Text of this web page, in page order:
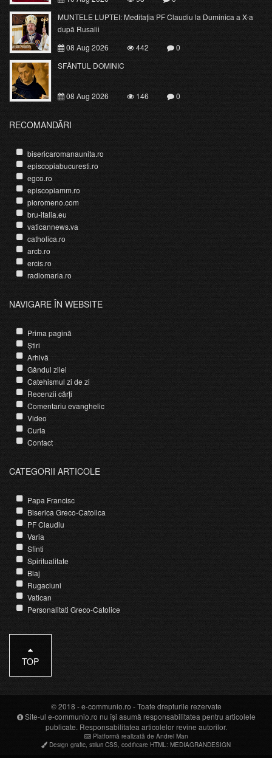
MUNTELE LUPTEI: Meditația PF Claudiu la Duminica a X-a
după Rusalii
08 Aug 2026
442
0
SFÂNTUL DOMINIC
08 Aug 2026 146 0
RECOMANDĂRI
bisericaromanaunita.ro
episcopiabucuresti.ro
egco.ro
episcopiamm.ro
pioromeno.com
bru-italia.eu
vaticannews.va
catholica.ro
arcb.ro
ercis.ro
radiomaria.ro
NAVIGARE ÎN WEBSITE
Prima pagină
Știri
Arhivă
Gândul zilei
Catehismul zi de zi
Recenzii cărți
Comentariu evanghelic
Video
Curia
Contact
CATEGORII ARTICOLE
Papa Francisc
Biserica Greco-Catolica
PF Claudiu
Varia
Sfinti
Spiritualitate
Blaj
Rugaciuni
Vatican
Personalitati Greco-Catolice
TOP
© 2018 -e-communio.ro - Toate drepturile rezervate
Site-ul e-communio.ro nu își asumă responsabilitatea pentru articolele
publicate. Responsabilitatea articolelor revine autorilor.
Platformă realizată de Andrei Man
Design grafic stiluri CSS codificare HTML : MEDIAGRANDESIGN